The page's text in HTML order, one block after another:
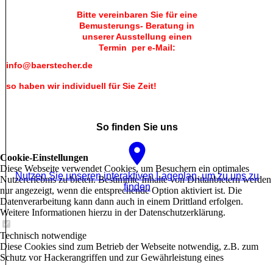
Bitte vereinbaren Sie für eine
Bemusterungs- Beratung in
unserer Ausstellung einen
Termin
per e-Mail:
info@baerstecher.de
so haben wir individuell für Sie Zeit!
So finden Sie uns
Nutzen Sie unseren interaktiven La­ge­plan, um zu uns zu
finden
Cookie-Einstellungen
Diese Webseite verwendet Cookies, um Besuchern ein optimales
Nutzererlebnis zu bieten. Bestimmte Inhalte von Drittanbietern werden
nur angezeigt, wenn die entsprechende Option aktiviert ist. Die
Datenverarbeitung kann dann auch in einem Drittland erfolgen.
Weitere Informationen hierzu in der Datenschutzerklärung.
Technisch notwendige
Diese Cookies sind zum Betrieb der Webseite notwendig, z.B. zum
Schutz vor Hackerangriffen und zur Gewährleistung eines